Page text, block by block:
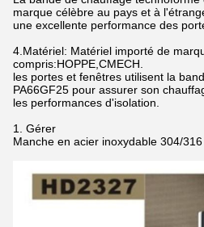
marque célèbre au pays et à
une excellente performance des
4.Matériel: Matériel importé de
compris:HOPPE,CMECH.
les portes et fenêtres utilisent la
PA66GF25 pour assurer son
les performances d'isolation.
1. Gérer
Manche en acier inoxydable 304/